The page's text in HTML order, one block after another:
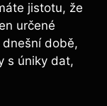
jistotu, že
určené‍
‌době,
s úniky dat,